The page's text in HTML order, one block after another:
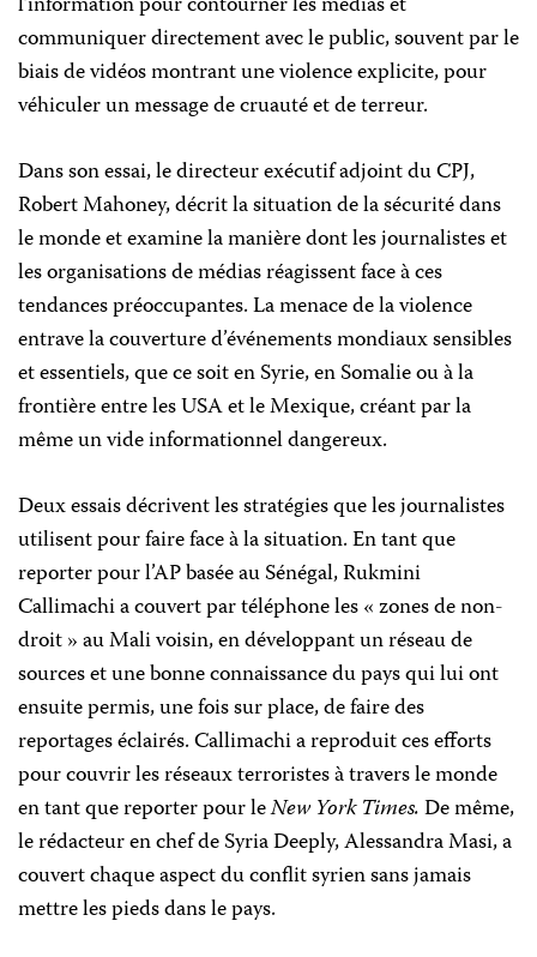
communiquer directement avec le public, souvent par le
biais de vidéos montrant une violence explicite, pour
véhiculer un message de cruauté et de terreur.
Dans son essai, le directeur exécutif adjoint du CPJ,
Robert Mahoney, décrit la situation de la sécurité dans
le monde et examine la manière dont les journalistes et
les organisations de médias réagissent face à ces
tendances préoccupantes. La menace de la violence
entrave la couverture d’événements mondiaux sensibles
et essentiels, que ce soit en Syrie, en Somalie ou à la
frontière entre les USA et le Mexique, créant par la
même un vide informationnel dangereux.
Deux essais décrivent les stratégies que les journalistes
utilisent pour faire face à la situation. En tant que
reporter pour l’AP basée au Sénégal, Rukmini
Callimachi a couvert par téléphone les « zones de non-
droit » au Mali voisin, en développant un réseau de
sources et une bonne connaissance du pays qui lui ont
ensuite permis, une fois sur place, de faire des
reportages éclairés. Callimachi a reproduit ces efforts
pour couvrir les réseaux terroristes à travers le monde
en tant que reporter pour leNew York Times.De même,
le rédacteur en chef de Syria Deeply, Alessandra Masi, a
couvert chaque aspect du conflit syrien sans jamais
mettre les pieds dans le pays.